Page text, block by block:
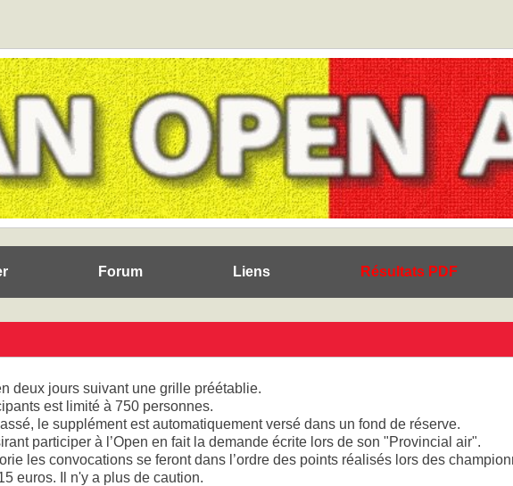
Forum Liens Résultats PDF
deux jours suivant une grille préétablie.
est limité à 750 personnes.
le supplément est automatiquement versé dans un fond de réserve.
participer à l’Open en fait la demande écrite lors de son "Provincial air".
les convocations se feront dans l’ordre des points réalisés lors des
euros. Il n'y a plus de caution.